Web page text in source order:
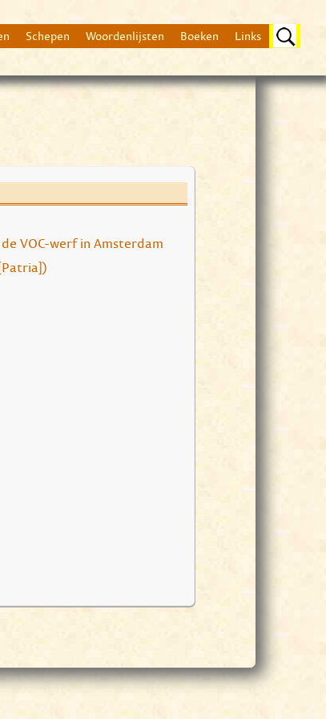
Schepen Woordenlijsten Boeken Links
VOC-werf in Amsterdam